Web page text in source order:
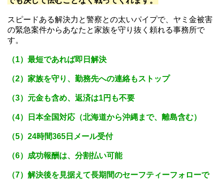
スピードある解決力と警察との太いパイプで、ヤミ金被害
の緊急案件からあなたと家族を守り抜く頼れる事務所で
す。
（1）最短であれば即日解決
（2）家族を守り、勤務先への連絡もストップ
（3）元金も含め、返済は1円も不要
（4）日本全国対応（北海道から沖縄まで、離島含む）
（5）24時間365日メール受付
（6）成功報酬は、分割払い可能
（7）解決後を見据えて長期間のセーフティーフォローで